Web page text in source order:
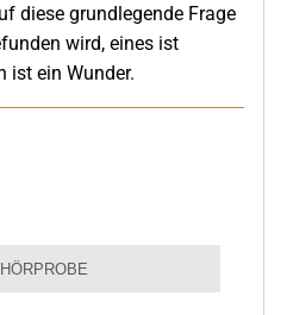
diese grundlegende Frage
wird, eines ist
ist ein Wunder.